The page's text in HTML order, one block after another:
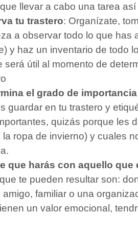
llevar a cabo una tarea
tu trastero: Organízate,
a observar todo lo que has
y haz un inventario de todo
será útil al momento de
el grado de
guardar en tu trastero y
quizás porque les
la ropa de invierno) y cuales
que harás con aquello
te pueden resultar son:
amigo, familiar o una
un valor emocional,